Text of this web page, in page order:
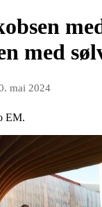
med
mai 2024
EM.